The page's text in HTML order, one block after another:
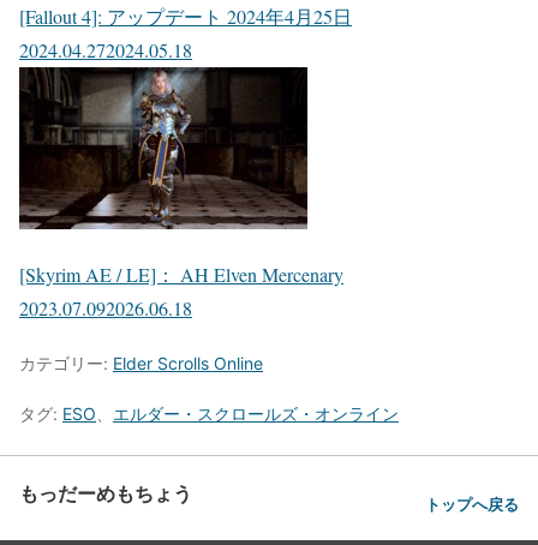
[Fallout 4]: アップデート 2024年4月25日
2024.04.272024.05.18
[Skyrim AE / LE]： AH Elven Mercenary
2023.07.092026.06.18
カテゴリー: Elder Scrolls Online
タグ: ESO エルダー・スクロールズ・オンライン
もっだーめもちょう トップへ戻る